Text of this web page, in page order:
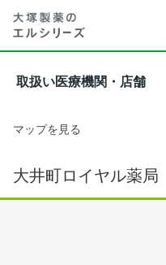
取扱い医療機関・店舗
マップを見る
大井町ロイヤル薬局